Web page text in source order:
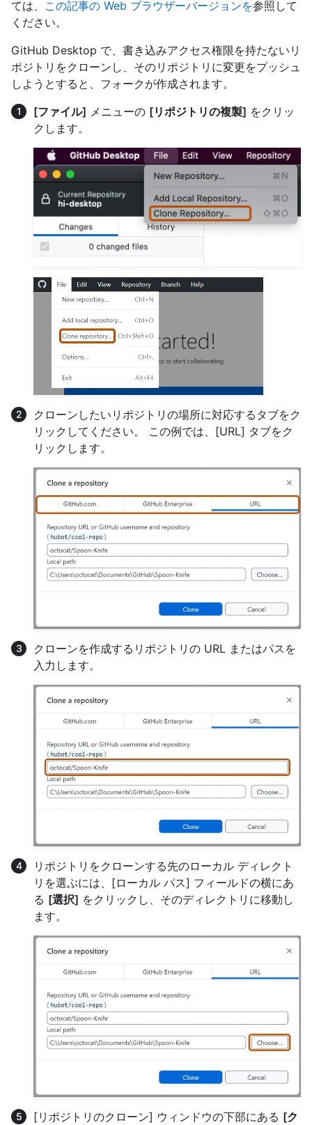
ては、 この記事の Web ブラウザーバージョンを参照して
ください。
GitHub Desktop で、書き込みアクセス権限を持たないリ
ポジトリをクローンし、そのリポジトリに変更をプッシュ
しようとすると、フォークが作成されます。
[ファイル] メニューの [リポジトリの複製] をクリッ
クします。
クローンしたいリポジトリの場所に対応するタブをク
リックしてください。 この例では、[URL] タブをク
リックします。
クローンを作成するリポジトリの URL またはパスを
入力します。
リポジトリをクローンする先のローカル ディレクト
リを選ぶには、[ローカル パス] フィールドの横にあ
る [選択] をクリックし、そのディレクトリに移動し
ます。
[リポジトリのクローン] ウィンドウの下部にある [ク